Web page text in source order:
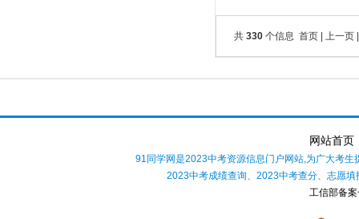
共 330 个信息 首页 | 上一页
网站首页
91同学网是2023中考资源信息门户网站,为广大考
2023中考成绩查询、2023中考查分、志愿
工信部备